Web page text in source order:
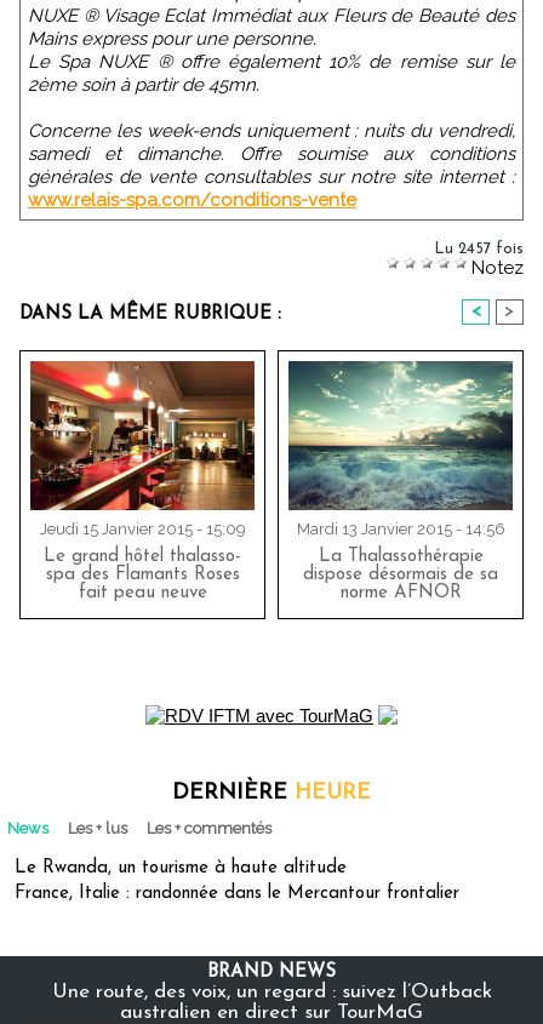
NUXE ® Visage Eclat Immédiat aux Fleurs de Beauté des
Mains express pour une personne.
Le Spa NUXE ® offre également 10% de remise sur le
2ème soin à partir de 45mn.
Concerne les week-ends uniquement : nuits du vendredi,
samedi et dimanche. Offre soumise aux conditions
générales de vente consultables sur notre site internet :
www.relais-spa.com/conditions-vente
Lu 2457 fois
Notez
DANS LA MÊME RUBRIQUE : < >
Jeudi 15 Janvier 2015 - 15:09
Le grand hôtel thalasso-
spa des Flamants Roses
fait peau neuve
Mardi 13 Janvier 2015 - 14:56
La Thalassothérapie
dispose désormais de sa
norme AFNOR
DERNIÈRE HEURE
News Les + lus Les + commentés
Le Rwanda, un tourisme à haute altitude
France, Italie : randonnée dans le Mercantour frontalier
BRAND NEWS
Une route, des voix, un regard : suivez l’Outback
australien en direct sur TourMaG